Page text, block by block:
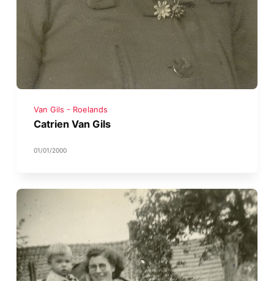
Van Gils - Roelands
Catrien Van Gils
01/01/2000